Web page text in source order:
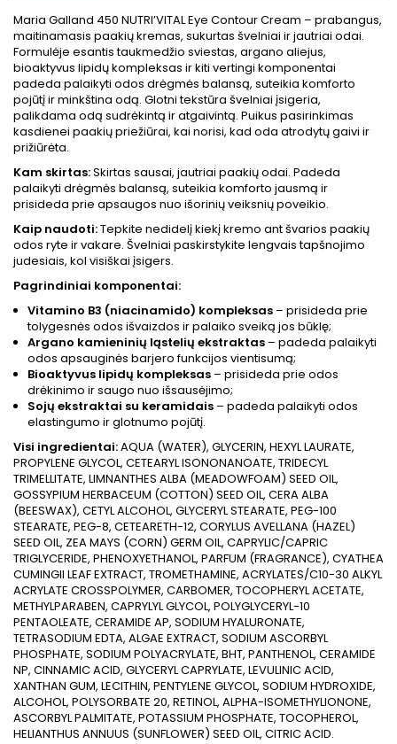
Maria Galland 450 NUTRI’VITAL Eye Contour Cream – prabangus,
maitinamasis paakių kremas, sukurtas švelniai ir jautriai odai.
Formulėje esantis taukmedžio sviestas, argano aliejus,
bioaktyvus lipidų kompleksas ir kiti vertingi komponentai
padeda palaikyti odos drėgmės balansą, suteikia komforto
pojūtį ir minkština odą. Glotni tekstūra švelniai įsigeria,
palikdama odą sudrėkintą ir atgaivintą. Puikus pasirinkimas
kasdienei paakių priežiūrai, kai norisi, kad oda atrodytų gaivi ir
prižiūrėta.
Kam skirtas:Skirtas sausai, jautriai paakių odai. Padeda
palaikyti drėgmės balansą, suteikia komforto jausmą ir
prisideda prie apsaugos nuo išorinių veiksnių poveikio.
Kaip naudoti:Tepkite nedidelį kiekį kremo ant švarios paakių
odos ryte ir vakare. Švelniai paskirstykite lengvais tapšnojimo
judesiais, kol visiškai įsigers.
Pagrindiniai komponentai:
Vitamino B3 (niacinamido) kompleksas – prisideda prie
tolygesnės odos išvaizdos ir palaiko sveiką jos būklę;
Argano kamieninių ląstelių ekstraktas – padeda palaikyti
odos apsauginės barjero funkcijos vientisumą;
Bioaktyvus lipidų kompleksas – prisideda prie odos
drėkinimo ir saugo nuo išsausėjimo;
Sojų ekstraktai su keramidais – padeda palaikyti odos
elastingumo ir glotnumo pojūtį.
Visi ingredientai:AQUA (WATER), GLYCERIN, HEXYL LAURATE,
PROPYLENE GLYCOL, CETEARYL ISONONANOATE, TRIDECYL
TRIMELLITATE, LIMNANTHES ALBA (MEADOWFOAM) SEED OIL,
GOSSYPIUM HERBACEUM (COTTON) SEED OIL, CERA ALBA
(BEESWAX), CETYL ALCOHOL, GLYCERYL STEARATE, PEG-100
STEARATE, PEG-8, CETEARETH-12, CORYLUS AVELLANA (HAZEL)
SEED OIL, ZEA MAYS (CORN) GERM OIL, CAPRYLIC/CAPRIC
TRIGLYCERIDE, PHENOXYETHANOL, PARFUM (FRAGRANCE), CYATHEA
CUMINGII LEAF EXTRACT, TROMETHAMINE, ACRYLATES/C10-30 ALKYL
ACRYLATE CROSSPOLYMER, CARBOMER, TOCOPHERYL ACETATE,
METHYLPARABEN, CAPRYLYL GLYCOL, POLYGLYCERYL-10
PENTAOLEATE, CERAMIDE AP, SODIUM HYALURONATE,
TETRASODIUM EDTA, ALGAE EXTRACT, SODIUM ASCORBYL
PHOSPHATE, SODIUM POLYACRYLATE, BHT, PANTHENOL, CERAMIDE
NP, CINNAMIC ACID, GLYCERYL CAPRYLATE, LEVULINIC ACID,
XANTHAN GUM, LECITHIN, PENTYLENE GLYCOL, SODIUM HYDROXIDE,
ALCOHOL, POLYSORBATE 20, RETINOL, ALPHA-ISOMETHYLIONONE,
ASCORBYL PALMITATE, POTASSIUM PHOSPHATE, TOCOPHEROL,
HELIANTHUS ANNUUS (SUNFLOWER) SEED OIL, CITRIC ACID.